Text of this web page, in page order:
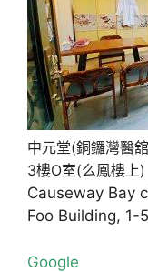
中元堂(銅鑼灣醫
3樓O室(么鳳樓上)
Causeway Bay
Foo Building, 1-
Google